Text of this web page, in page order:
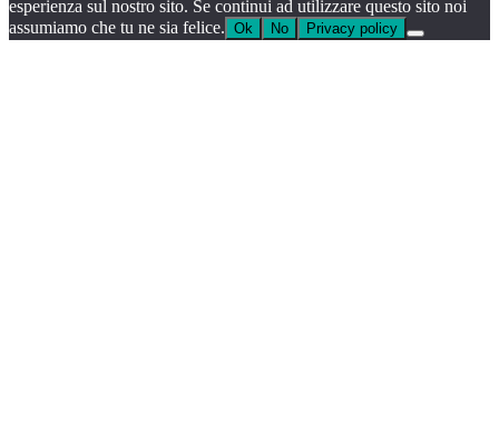
esperienza sul nostro sito. Se continui ad utilizzare questo sito noi
assumiamo che tu ne sia felice. Ok No Privacy policy